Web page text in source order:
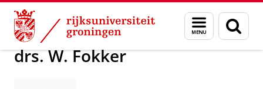
Skip
Content
Skip
Navigation
Menu
en
zoeken
Over ons drs. W. Fokker
drs. W. Fokker